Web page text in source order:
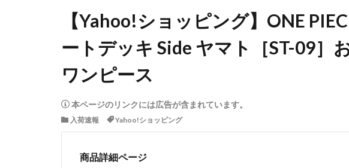
【Yahoo!ショッピング】ONE
ートデッキ Side ヤマト［ST-09］
ワンピース
本ページのリンクには広告が含まれています。
入荷速報 Yahoo!ショッピング
商品詳細ページ